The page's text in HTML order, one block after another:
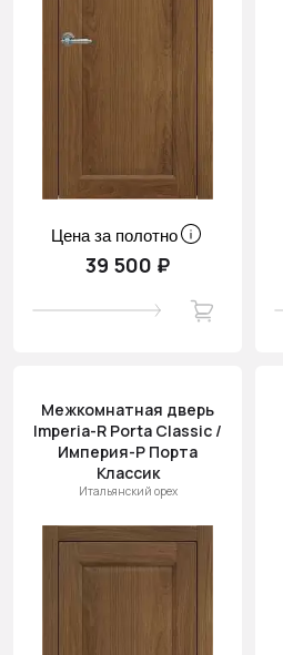
Цена за полотно
39 500 ₽
Межкомнатная дверь
Imperia-R Porta Classic /
Империя-Р Порта
Классик
Итальянский орех